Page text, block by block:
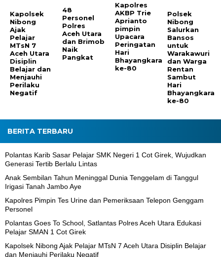
Kapolsek
Nibong
Ajak
Pelajar
MTsN 7
Aceh Utara
Disiplin
Belajar dan
Menjauhi
Perilaku
Negatif
48
Personel
Polres
Aceh Utara
dan Brimob
Naik
Pangkat
Kapolres
AKBP Trie
Aprianto
pimpin
Upacara
Peringatan
Hari
Bhayangkara
ke-80
Polsek
Nibong
Salurkan
Bansos
untuk
Warakawuri
dan Warga
Rentan
Sambut
Hari
Bhayangkara
ke-80
BERITA TERBARU
Polantas Karib Sasar Pelajar SMK Negeri 1 Cot Girek, Wujudkan
Generasi Tertib Berlalu Lintas
Anak Sembilan Tahun Meninggal Dunia Tenggelam di Tanggul
Irigasi Tanah Jambo Aye
Kapolres Pimpin Tes Urine dan Pemeriksaan Telepon Genggam
Personel
Polantas Goes To School, Satlantas Polres Aceh Utara Edukasi
Pelajar SMAN 1 Cot Girek
Kapolsek Nibong Ajak Pelajar MTsN 7 Aceh Utara Disiplin Belajar
dan Menjauhi Perilaku Negatif